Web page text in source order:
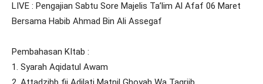
LIVE : Pengajian Sabtu Sore Majelis Ta’lim Al Afaf 06 Maret
Bersama Habib Ahmad Bin Ali Assegaf
Pembahasan KItab :
1. Syarah Aqidatul Awam